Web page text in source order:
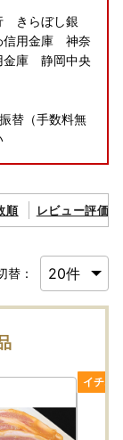
きらぼし銀
用金庫 神奈
庫 静岡中央
替（手数料無
順 レビュー評価順
替：